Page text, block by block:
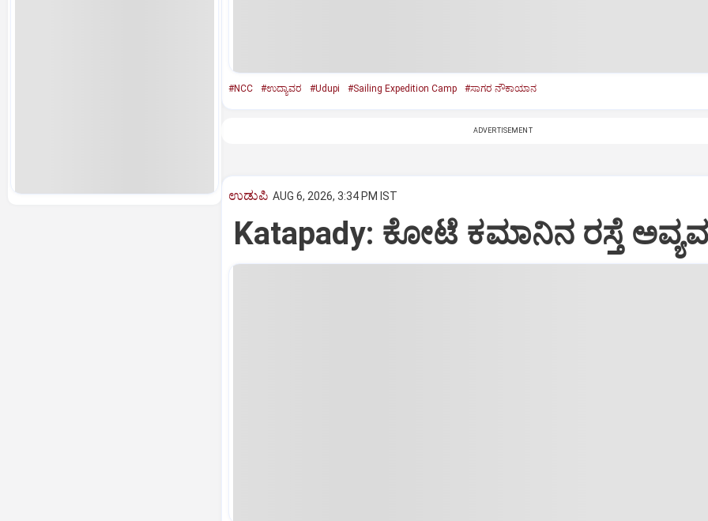
#NCC #ಉದ್ಯಾವರ #Udupi #Sailing Expedition Camp #ಸಾಗರ ನೌಕಾಯಾನ
ADVERTISEMENT
ಉಡುಪಿ AUG 6, 2026, 3:34 PM IST
Katapady: ಕೋಟೆ ಕಮಾನಿನ ರಸ್ತೆ